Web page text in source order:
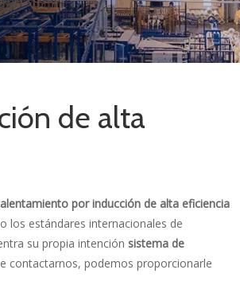
de alta
por inducción de alta eficiencia
los estándares internacionales de
su propia intención sistema de
contactarnos, podemos proporcionarle